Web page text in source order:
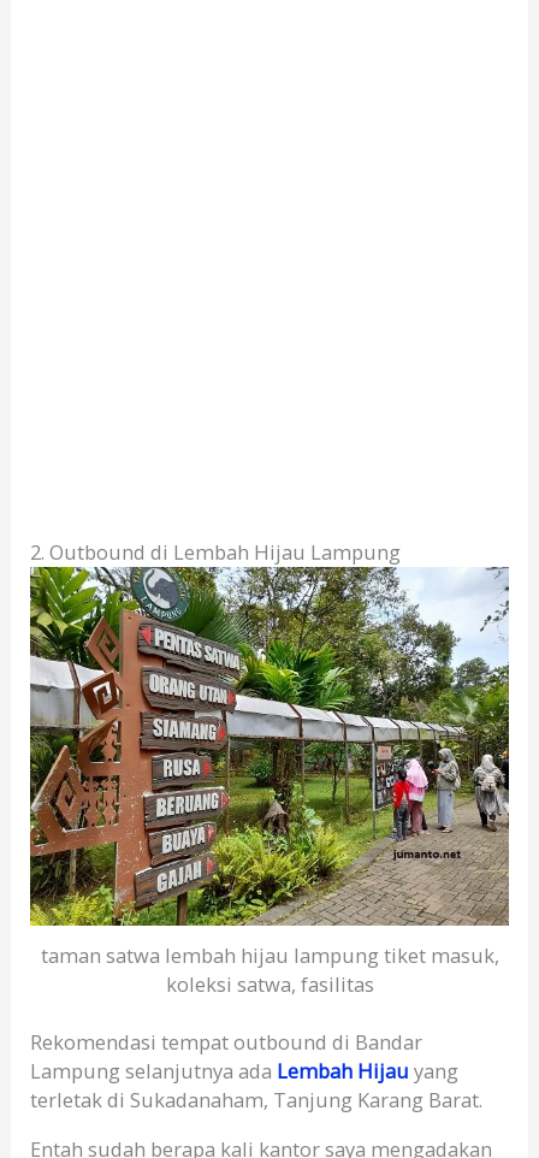
2. Outbound di Lembah Hijau Lampung
taman satwa lembah hijau lampung tiket masuk,
koleksi satwa, fasilitas
Rekomendasi tempat outbound di Bandar
Lampung selanjutnya ada Lembah Hijau yang
terletak di Sukadanaham, Tanjung Karang Barat.
Entah sudah berapa kali kantor saya mengadakan